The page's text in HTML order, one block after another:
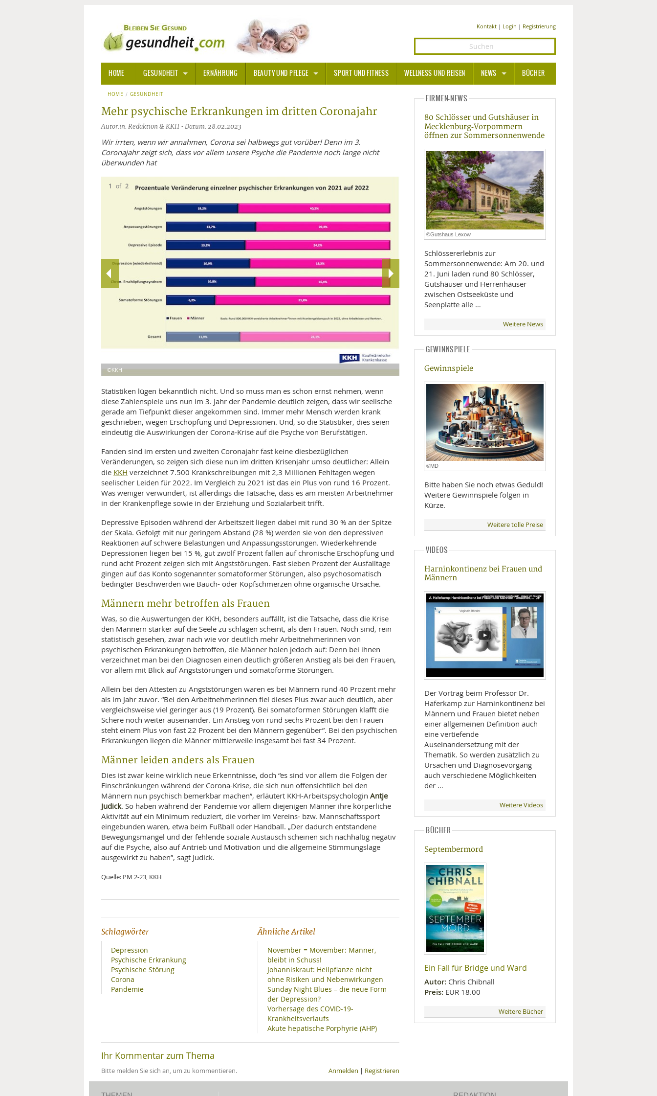
Kontakt| Login | Registrierung
HOME GESUNDHEIT
ALLGEMEINE INFORMATIONEN
ALTERNATIVE HEILWEISENAROMA THERAPIE
BACHBLÜTEN
HOMÖOPATHIE
KALIFORNISCHE BLÜTEN
NATURHEILKUNDE
ALTERNATIVE MEDIZIN
ARZNEI- UND HEILMITTEL
GIFTSTOFFE
KRANKHEITEN VON A-ZANGST
MEDIZINISCHE FACHBEGRIFFE
MUND UND ZÄHNE
PRÄVENTION UND ALTER
SYMPTOME UND DIAGNOSE
WISSENSCHAFT UND FORSCHUNG
ERNÄHRUNG BEAUTY UND PFLEGE SPORT UND FITNESS WELLNESS UND REISEN NEWS
MEDIZIN UND PHARMA
ERNÄHRUNG
BEAUTY UND PFLEGE
SPORT UND FITNESS
WELLNESS UND REISEN
MOBILITÄT
BÜCHER
HOME GESUNDHEIT
Mehr psychische Erkrankungen im dritten Coronajahr
Autor:in: Redaktion & KKH • Datum: 28.02.2023
Wir irrten, wenn wir annahmen, Corona sei halbwegs gut vorüber! Denn im 3.
Coronajahr zeigt sich, dass vor allem unsere Psyche die Pandemie noch lange nicht
überwunden hat
©KKH
1 of 2
Statistiken lügen bekanntlich nicht. Und so muss man es schon ernst nehmen, wenn
diese Zahlenspiele uns nun im 3. Jahr der Pandemie deutlich zeigen, dass wir seelische
gerade am Tiefpunkt dieser angekommen sind. Immer mehr Mensch werden krank
geschrieben, wegen Erschöpfung und Depressionen. Und, so die Statistiker, dies seien
eindeutig die Auswirkungen der Corona-Krise auf die Psyche von Berufstätigen.
Fanden sind im ersten und zweiten Coronajahr fast keine diesbezüglichen
Veränderungen, so zeigen sich diese nun im dritten Krisenjahr umso deutlicher: Allein
die KKH verzeichnet 7.500 Krankschreibungen mit 2,3 Millionen Fehltagen wegen
seelischer Leiden für 2022. Im Vergleich zu 2021 ist das ein Plus von rund 16 Prozent.
Was weniger verwundert, ist allerdings die Tatsache, dass es am meisten Arbeitnehmer
in der Krankenpflege sowie in der Erziehung und Sozialarbeit trifft.
Depressive Episoden während der Arbeitszeit liegen dabei mit rund 30 % an der Spitze
der Skala. Gefolgt mit nur geringem Abstand (28 %) werden sie von den depressiven
Reaktionen auf schwere Belastungen und Anpassungsstörungen. Wiederkehrende
Depressionen liegen bei 15 %, gut zwölf Prozent fallen auf chronische Erschöpfung und
rund acht Prozent zeigen sich mit Angststörungen. Fast sieben Prozent der Ausfalltage
gingen auf das Konto sogenannter somatoformer Störungen, also psychosomatisch
bedingter Beschwerden wie Bauch- oder Kopfschmerzen ohne organische Ursache.
Männern mehr betroffen als Frauen
Was, so die Auswertungen der KKH, besonders auffällt, ist die Tatsache, dass die Krise
den Männern stärker auf die Seele zu schlagen scheint, als den Frauen. Noch sind, rein
statistisch gesehen, zwar nach wie vor deutlich mehr Arbeitnehmerinnen von
psychischen Erkrankungen betroffen, die Männer holen jedoch auf: Denn bei ihnen
verzeichnet man bei den Diagnosen einen deutlich größeren Anstieg als bei den Frauen,
vor allem mit Blick auf Angststörungen und somatoforme Störungen.
Allein bei den Attesten zu Angststörungen waren es bei Männern rund 40 Prozent mehr
als im Jahr zuvor. “Bei den Arbeitnehmerinnen fiel dieses Plus zwar auch deutlich, aber
vergleichsweise viel geringer aus (19 Prozent). Bei somatoformen Störungen klafft die
Schere noch weiter auseinander. Ein Anstieg von rund sechs Prozent bei den Frauen
steht einem Plus von fast 22 Prozent bei den Männern gegenüber”. Bei den psychischen
Erkrankungen liegen die Männer mittlerweile insgesamt bei fast 34 Prozent.
Männer leiden anders als Frauen
Dies ist zwar keine wirklich neue Erkenntnisse, doch “es sind vor allem die Folgen der
Einschränkungen während der Corona-Krise, die sich nun offensichtlich bei den
Männern nun psychisch bemerkbar machen”, erläutert KKH-Arbeitspsychologin Antje
Judick. So haben während der Pandemie vor allem diejenigen Männer ihre körperliche
Aktivität auf ein Minimum reduziert, die vorher im Vereins- bzw. Mannschaftssport
eingebunden waren, etwa beim Fußball oder Handball. „Der dadurch entstandene
Bewegungsmangel und der fehlende soziale Austausch scheinen sich nachhaltig negativ
auf die Psyche, also auf Antrieb und Motivation und die allgemeine Stimmungslage
ausgewirkt zu haben”, sagt Judick.
Quelle: PM 2-23, KKH
Schlagwörter
Depression
Psychische Erkrankung
Psychische Störung
Corona
Pandemie
Ähnliche Artikel
November = Movember: Männer,
bleibt in Schuss!
Johanniskraut: Heilpflanze nicht
ohne Risiken und Nebenwirkungen
Sunday Night Blues – die neue Form
der Depression?
Vorhersage des COVID-19-
Krankheitsverlaufs
Akute hepatische Porphyrie (AHP)
Ihr Kommentar zum Thema
Bitte melden Sie sich an, um zu kommentieren. Anmelden | Registrieren
FIRMEN-NEWS
80 Schlösser und Gutshäuser in
Mecklenburg‑Vorpommern
öffnen zur Sommersonnenwende
©Gutshaus Lexow
Schlössererlebnis zur
Sommersonnenwende: Am 20. und
21. Juni laden rund 80 Schlösser,
Gutshäuser und Herrenhäuser
zwischen Ostseeküste und
Seenplatte alle …
Weitere News
GEWINNSPIELE
Gewinnspiele
©MD
Bitte haben Sie noch etwas Geduld!
Weitere Gewinnspiele folgen in
Kürze.
Weitere tolle Preise
VIDEOS
Harninkontinenz bei Frauen und
Männern
Der Vortrag beim Professor Dr.
Haferkamp zur Harninkontinenz bei
Männern und Frauen bietet neben
einer allgemeinen Definition auch
eine vertiefende
Auseinandersetzung mit der
Thematik. So werden zusätzlich zu
Ursachen und Diagnosevorgang
auch verschiedene Möglichkeiten
der …
Weitere Videos
BÜCHER
Septembermord
Ein Fall für Bridge und Ward
Autor: Chris Chibnall
Preis: EUR 18.00
Weitere Bücher